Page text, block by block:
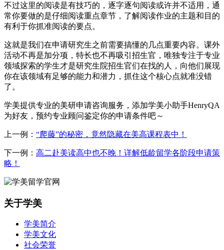
不过这里的阅读是有技巧的，逐字逐句阅读或许并不适用，通
常你要做的是仔细阅读重点章节，了解阅读作业的主题和目的
有利于你抓准阅读的要点。
这就是我们在申请研究生之前需要搞懂的几点重要内容。课外
活动不再是加分项，特长也不再吸引招生官，唯独专注于专业
领域探索的学生才是研究生院招生官们在找的人，向他们展现
你在该领域有足够的能力和潜力，抓住这个核心点就准没错
了。
学美提供专业的美研申请咨询服务，添加学美小助手HenryQA
为好友，预约专业顾问鉴定你的申请条件吧～
上一例： “爬藤”的秘密，竟然隐藏在美高课程表中！
下一例： 高二赴美读高中也不晚！详解低龄留学各阶段申请策
略！
关于学美
学美简介
学美文化
社会荣誉